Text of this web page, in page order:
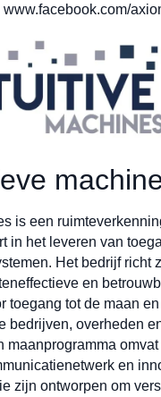
www.facebook.com/
is een
in het leveren van
Het bedrijf richt
en
toegang tot de maan
bedrijven, overheden
maanprogramma omvat
en
zijn ontworpen om